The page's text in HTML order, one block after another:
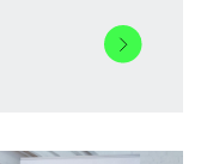
Lees
meer
Belgium